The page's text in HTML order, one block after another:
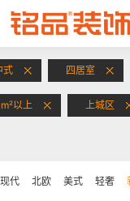
式 四居室
以上 上城区
现代 北欧 美式 轻奢